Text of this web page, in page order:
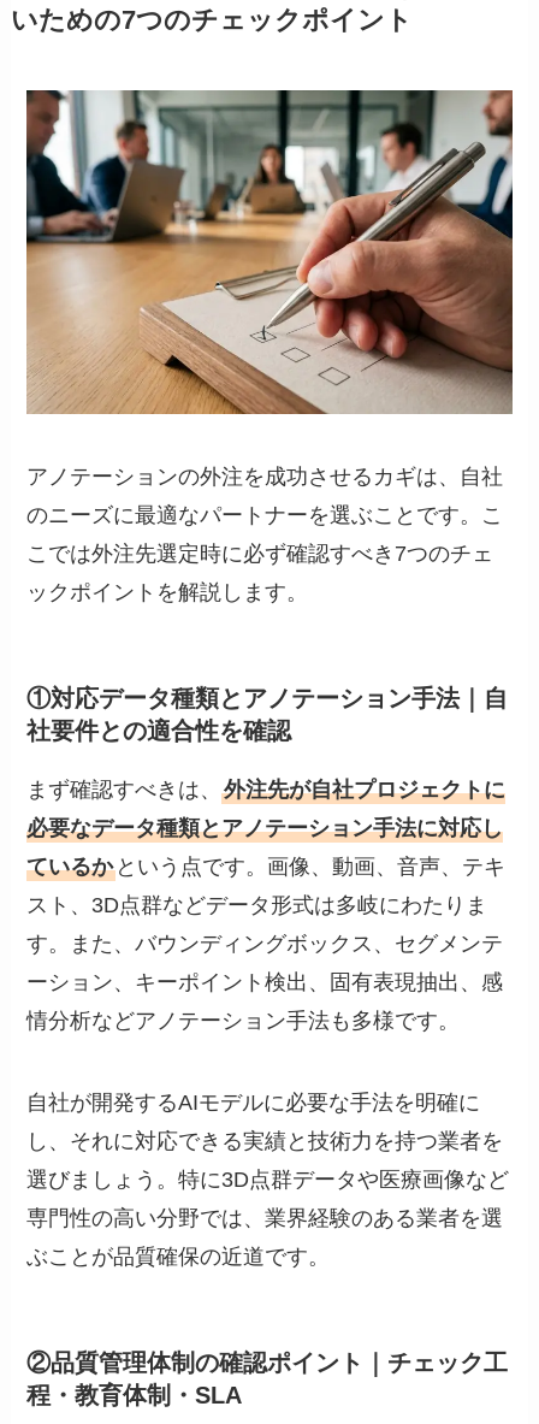
いための7つのチェックポイント
アノテーションの外注を成功させるカギは、自社
のニーズに最適なパートナーを選ぶことです。こ
こでは外注先選定時に必ず確認すべき7つのチェ
ックポイントを解説します。
①対応データ種類とアノテーション手法｜自
社要件との適合性を確認
まず確認すべきは、外注先が自社プロジェクトに
必要なデータ種類とアノテーション手法に対応し
ているか という点です。画像、動画、音声、テキ
スト、3D点群などデータ形式は多岐にわたりま
す。また、バウンディングボックス、セグメンテ
ーション、キーポイント検出、固有表現抽出、感
情分析などアノテーション手法も多様です。
自社が開発するAIモデルに必要な手法を明確に
し、それに対応できる実績と技術力を持つ業者を
選びましょう。特に3D点群データや医療画像など
専門性の高い分野では、業界経験のある業者を選
ぶことが品質確保の近道です。
②品質管理体制の確認ポイント｜チェック工
程・教育体制・SLA